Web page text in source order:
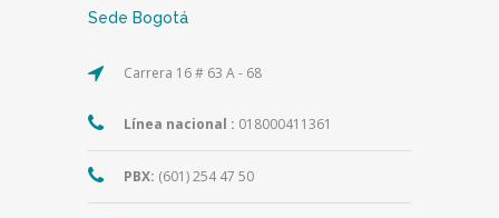
Sede Bogotá
Carrera 16 # 63 A - 68
Línea nacional : 018000411361
PBX: (601) 254 47 50